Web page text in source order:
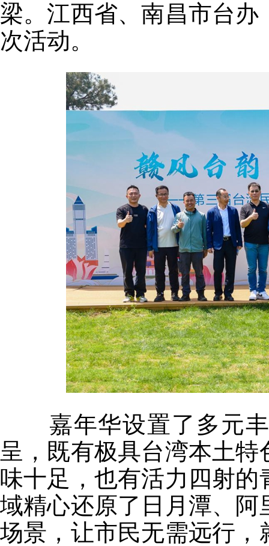
梁。江西省、南昌市台
次活动。
嘉年华设置了多元丰
呈，既有极具台湾本土
味十足，也有活力四射
域精心还原了日月潭、
场景，让市民无需远行